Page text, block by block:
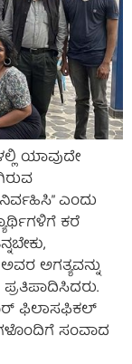
ಯಾವುದೇ
ಎಂದು
ಕರೆ
ಅಗತ್ಯವನ್ನು
ಫಿಲಾಸಫಿಕಲ್
ಸಂವಾದ